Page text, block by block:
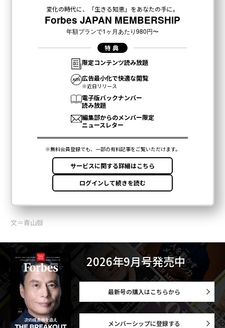
文＝青山鼓
2026年9月号発売中
最新号の購入はこちらから
メンバーシップに登録する